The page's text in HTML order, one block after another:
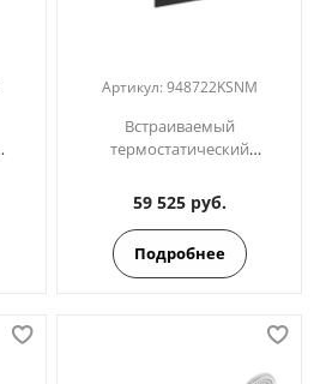
Артикул: 948722KSNM
Встраиваемый
термостатический
выхода BLAUTHERM
948722KSNM черный
59 525 руб.
Подробнее